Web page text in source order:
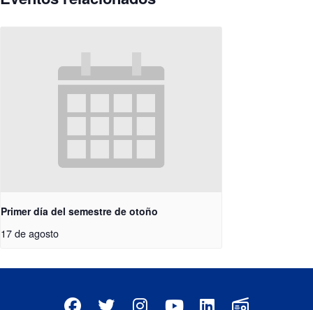
Primer día del semestre de otoño
17 de agosto